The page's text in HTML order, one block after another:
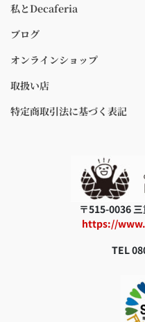
私とDecaferia
ブログ
オンラインショップ
取扱い店
特定商取引法に基づく表記
〒515-0036
https://
TEL